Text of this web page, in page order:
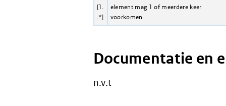
[1.
.*]
element mag 1 of meerdere keer
voorkomen
Documentatie en
n.v.t